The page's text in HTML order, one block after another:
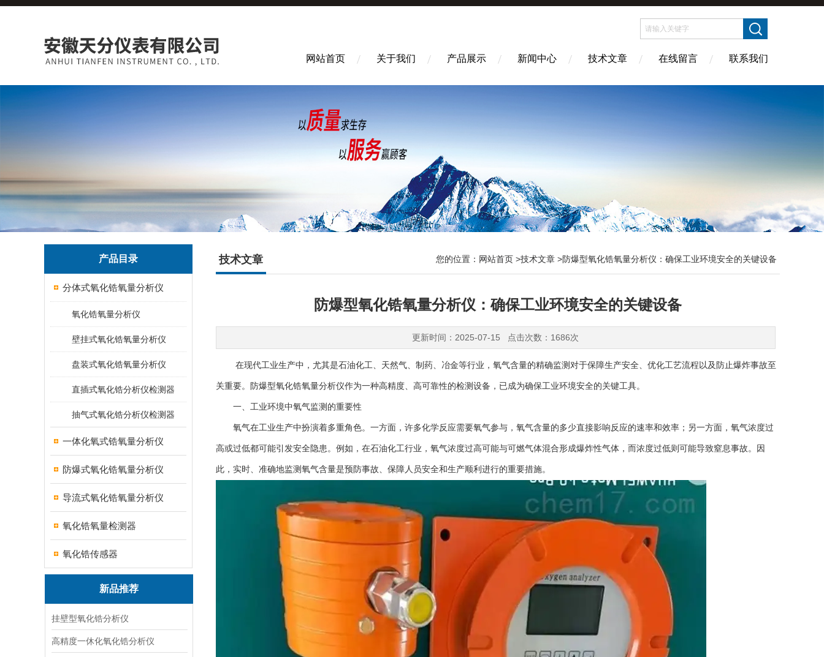
网站首页 关于我们 产品展示 新闻中心 技术文章 在线留言 联系我们
产品目录
分体式氧化锆氧量分析仪
氧化锆氧量分析仪
壁挂式氧化锆氧量分析仪
盘装式氧化锆氧量分析仪
直插式氧化锆分析仪检测器
抽气式氧化锆分析仪检测器
一体化氧式锆氧量分析仪
防爆式氧化锆氧量分析仪
导流式氧化锆氧量分析仪
氧化锆氧量检测器
氧化锆传感器
新品推荐
挂壁型氧化锆分析仪
高精度一休化氧化锆分析仪
技术文章 您的位置： 网站首页 >技术文章 >防爆型氧化锆氧量分析仪：确保工业环境安全的关键设备
防爆型氧化锆氧量分析仪：确保工业环境安全的关键设备
更新时间：2025-07-15 点击次数：1686次
在现代工业生产中，尤其是石油化工、天然气、制药、冶金等行业，氧气含量的精确监测对于保障生产安全、优化工艺流程以及防止爆炸事故至
关重要。防爆型氧化锆氧量分析仪作为一种高精度、高可靠性的检测设备，已成为确保工业环境安全的关键工具。
一、工业环境中氧气监测的重要性
氧气在工业生产中扮演着多重角色。一方面，许多化学反应需要氧气参与，氧气含量的多少直接影响反应的速率和效率；另一方面，氧气浓度过
高或过低都可能引发安全隐患。例如，在石油化工行业，氧气浓度过高可能与可燃气体混合形成爆炸性气体，而浓度过低则可能导致窒息事故。因
此，实时、准确地监测氧气含量是预防事故、保障人员安全和生产顺利进行的重要措施。